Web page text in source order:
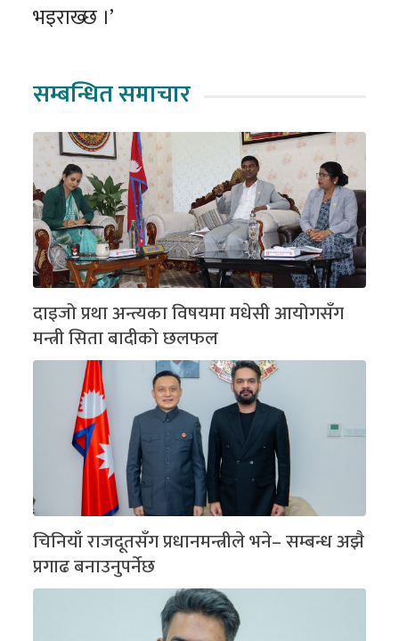
भइराख्छ ।’
सम्बन्धित समाचार
दाइजो प्रथा अन्त्यका विषयमा मधेसी आयोगसँग
मन्त्री सिता बादीको छलफल
चिनियाँ राजदूतसँग प्रधानमन्त्रीले भने– सम्बन्ध अझै
प्रगाढ बनाउनुपर्नेछ